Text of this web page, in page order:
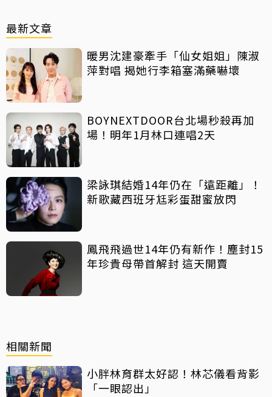
最新文章
暖男沈建豪牽手「仙女姐姐」陳淑
萍對唱 揭她行李箱塞滿藥嚇壞
BOYNEXTDOOR台北場秒殺再加
場！明年1月林口連唱2天
梁詠琪結婚14年仍在「遠距離」！
新歌藏西班牙尪彩蛋甜蜜放閃
鳳飛飛過世14年仍有新作！塵封15
年珍貴母帶首解封 這天開賣
相關新聞
小胖林育群太好認！林芯儀看背影
「一眼認出」